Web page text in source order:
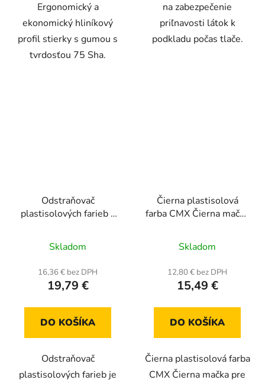
Ergonomický a
ekonomický hliníkový
profil stierky s gumou s
tvrdosťou 75 Sha.
na zabezpečenie
priľnavosti látok k
podkladu počas tlače.
Odstraňovač
plastisolových farieb -
hodnotenie
produktu
je
z
Skladom
16,36 € bez DPH
19,79 €
DO KOŠÍKA
Odstraňovač
plastisolových farieb je
Čierna plastisolová
farba CMX Čierna mačka
hodnotenie
produktu
je
z
Skladom
12,80 € bez DPH
15,49 €
DO KOŠÍKA
Čierna plastisolová farba
CMX Čierna mačka pre